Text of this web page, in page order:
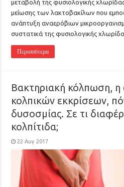
μεταβολή της φυσιολογικής
μείωσης των λακτοβακίλων που
ανάπτυξη αναερόβιων
συστατικά της φυσιολογικής
Περισσότερα
Βακτηριακή κόλπωση, η
κολπικών εκκρίσεων,
δυσοσμίας. Σε τι
κολπίτιδα;
22 Αυγ 2017